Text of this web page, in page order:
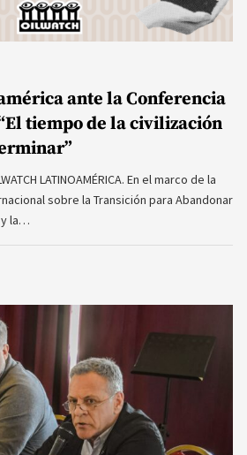
ante la Conferencia
tiempo de la civilización
LATINOAMÉRICA. En el marco de la
sobre la Transición para Abandonar
y la…